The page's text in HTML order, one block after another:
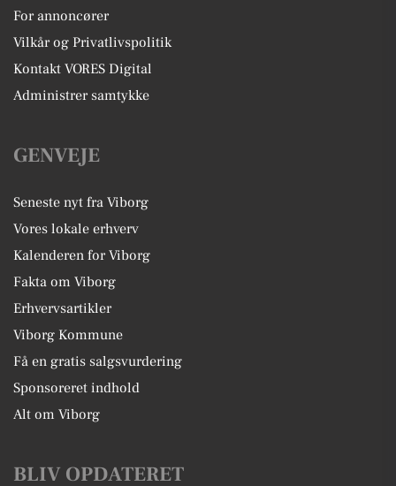
For annoncører
Vilkår og Privatlivspolitik
Kontakt VORES Digital
Administrer samtykke
GENVEJE
Seneste nyt fra Viborg
Vores lokale erhverv
Kalenderen for Viborg
Fakta om Viborg
Erhvervsartikler
Viborg Kommune
Få en gratis salgsvurdering
Sponsoreret indhold
Alt om Viborg
BLIV OPDATERET